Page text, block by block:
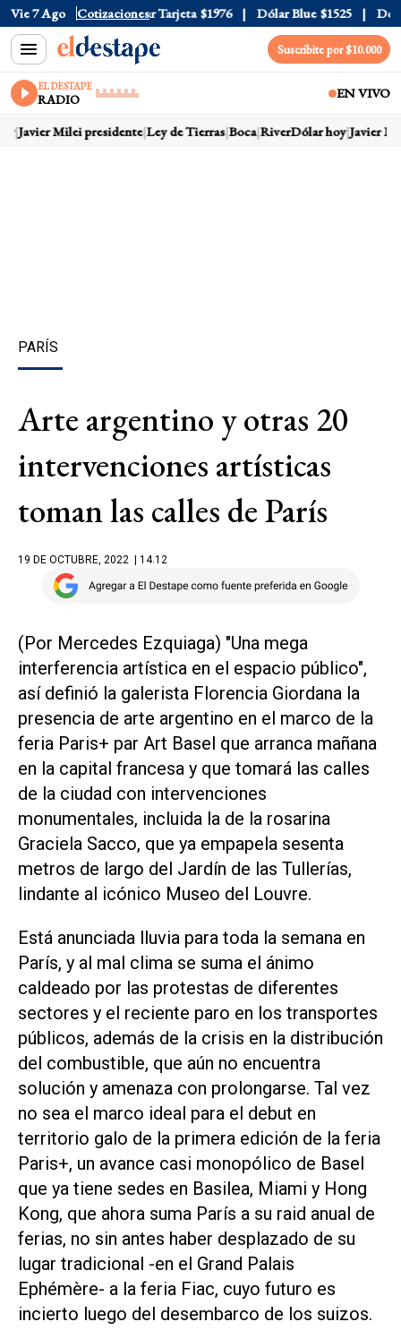
Vie 7 Ago Cotizaciones
$1520 Dólar Tarjeta $1976 Dólar Blue $1525 Dólar
Suscribite por $10.000
EL DESTAPE
RADIO EN VIVO
Javier Milei presidente Ley de Tierras Boca RiverDólar hoy Javier
PARÍS
Arte argentino y otras 20
intervenciones artísticas
toman las calles de París
19 DE OCTUBRE, 2022 | 14.12
(Por Mercedes Ezquiaga) "Una mega
interferencia artística en el espacio público",
así definió la galerista Florencia Giordana la
presencia de arte argentino en el marco de la
feria Paris+ par Art Basel que arranca mañana
en la capital francesa y que tomará las calles
de la ciudad con intervenciones
monumentales, incluida la de la rosarina
Graciela Sacco, que ya empapela sesenta
metros de largo del Jardín de las Tullerías,
lindante al icónico Museo del Louvre.
Está anunciada lluvia para toda la semana en
París, y al mal clima se suma el ánimo
caldeado por las protestas de diferentes
sectores y el reciente paro en los transportes
públicos, además de la crisis en la distribución
del combustible, que aún no encuentra
solución y amenaza con prolongarse. Tal vez
no sea el marco ideal para el debut en
territorio galo de la primera edición de la feria
Paris+, un avance casi monopólico de Basel
que ya tiene sedes en Basilea, Miami y Hong
Kong, que ahora suma París a su raid anual de
ferias, no sin antes haber desplazado de su
lugar tradicional -en el Grand Palais
Ephémère- a la feria Fiac, cuyo futuro es
incierto luego del desembarco de los suizos.